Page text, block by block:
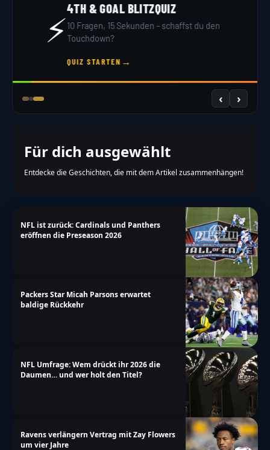
🏟️
DRAFT SIMULATOR
32 Teams, 7 Runden – du bist GM. Hol dir dein
Scout-Rating!
JETZT DRAFTEN→
‹ ›
Für dich ausgewählt
Entdecke die Geschichten, die mit dem Artikel zusammenhängen!
NFL ist zurück: Cardinals und Panthers
eröffnen die Preseason 2026
Packers Star Micah Parsons erwartet
baldige Rückkehr
NFL Umfrage: Wem drückt ihr 2026 die
Daumen… und wer holt den Titel?
Ravens verlängern Vertrag mit Zay Flowers
um vier Jahre